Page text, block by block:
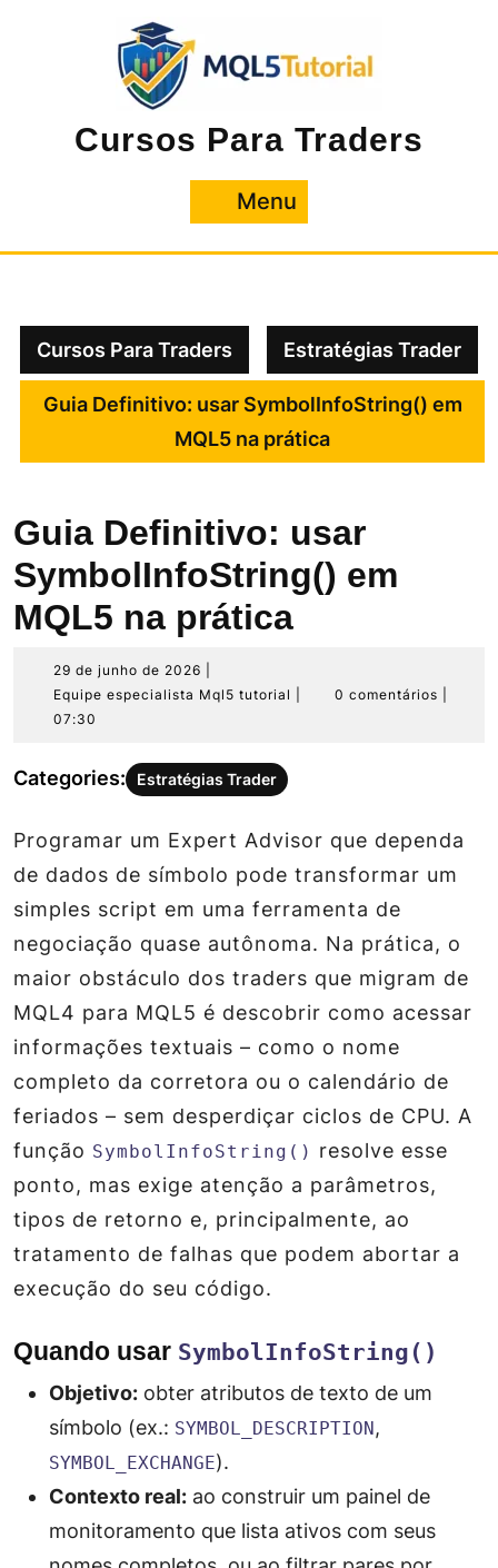
Cursos Para Traders
Menu
Cursos Para Traders Estratégias Trader
Guia Definitivo: usar SymbolInfoString() em
MQL5 na prática
Guia Definitivo: usar
SymbolInfoString() em
MQL5 na prática
29 de junho de 2026
de
2026
Equipe especialista Mql5 tutorial
Equipe0 comentários
07:30
Categories: Estratégias Trader
Programar um Expert Advisor que dependa
de dados de símbolo pode transformar um
simples script em uma ferramenta de
negociação quase autônoma. Na prática, o
maior obstáculo dos traders que migram de
MQL4 para MQL5 é descobrir como acessar
informações textuais – como o nome
completo da corretora ou o calendário de
feriados – sem desperdiçar ciclos de CPU. A
função SymbolInfoString() resolve esse
ponto, mas exige atenção a parâmetros,
tipos de retorno e, principalmente, ao
tratamento de falhas que podem abortar a
execução do seu código.
Quando usar SymbolInfoString()
Objetivo: obter atributos de texto de um
símbolo (ex.: SYMBOL_DESCRIPTION,
SYMBOL_EXCHANGE).
Contexto real: ao construir um painel de
monitoramento que lista ativos com seus